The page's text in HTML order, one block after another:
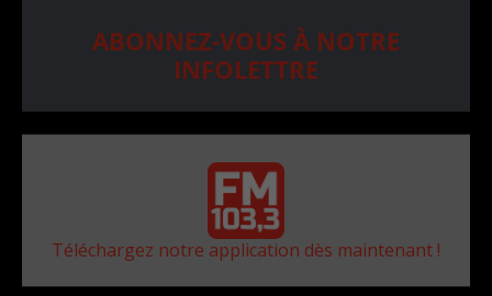
ABONNEZ-VOUS À NOTRE
INFOLETTRE
Téléchargez notre application dès maintenant !